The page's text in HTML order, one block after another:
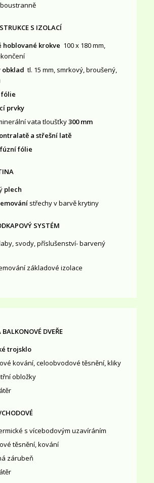
S IZOLACÍ
hoblované krokve 100 x 180 mm,
obklad tl. 15 mm, smrkový, broušený,
fólie
prvky
vata tloušťky300 mm
a střešní latě
fólie
plech
střechy v barvě krytiny
SYSTÉM
svody, příslušenství- barvený
základové izolace
DVEŘE
trojsklo
kování, celoobvodové těsnění, kliky
obložky
s vícebodovým uzavíráním
těsnění, kování
zárubeň